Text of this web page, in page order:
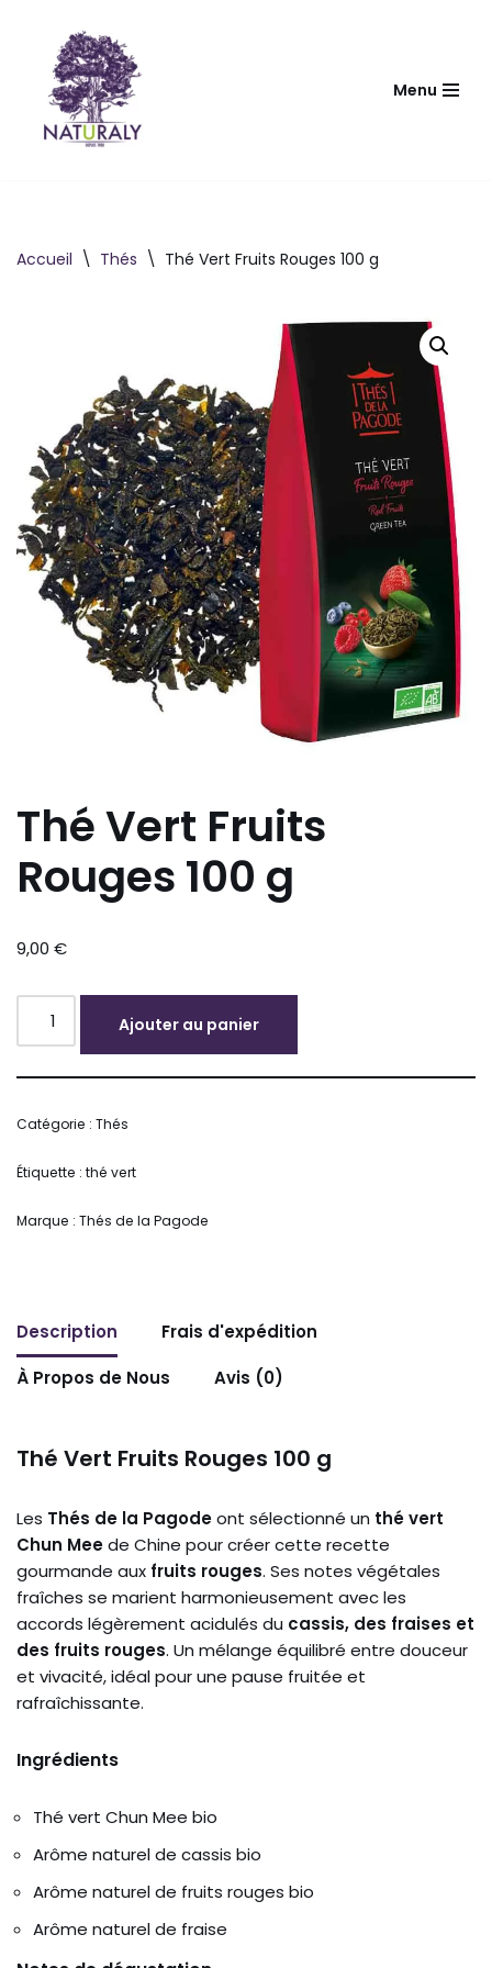
contenu
Menu
Accueil \ Thés \ Thé Vert Fruits Rouges 100 g
Thé Vert Fruits
Rouges 100 g
9,00 €
Ajouter au panier
Catégorie : Thés
Étiquette : thé vert
Marque : Thés de la Pagode
Description
Frais d'expédition
À Propos de Nous
Avis (0)
Thé Vert Fruits Rouges 100 g
Les Thés de la Pagodeont sélectionné un thé vert
Chun Meede Chine pour créer cette recette
gourmande aux fruits rouges. Ses notes végétales
fraîches se marient harmonieusement avec les
accords légèrement acidulés du cassis, des fraises et
des fruits rouges. Un mélange équilibré entre douceur
et vivacité, idéal pour une pause fruitée et
rafraîchissante.
Ingrédients
Thé vert Chun Mee bio
Arôme naturel de cassis bio
Arôme naturel de fruits rouges bio
Arôme naturel de fraise